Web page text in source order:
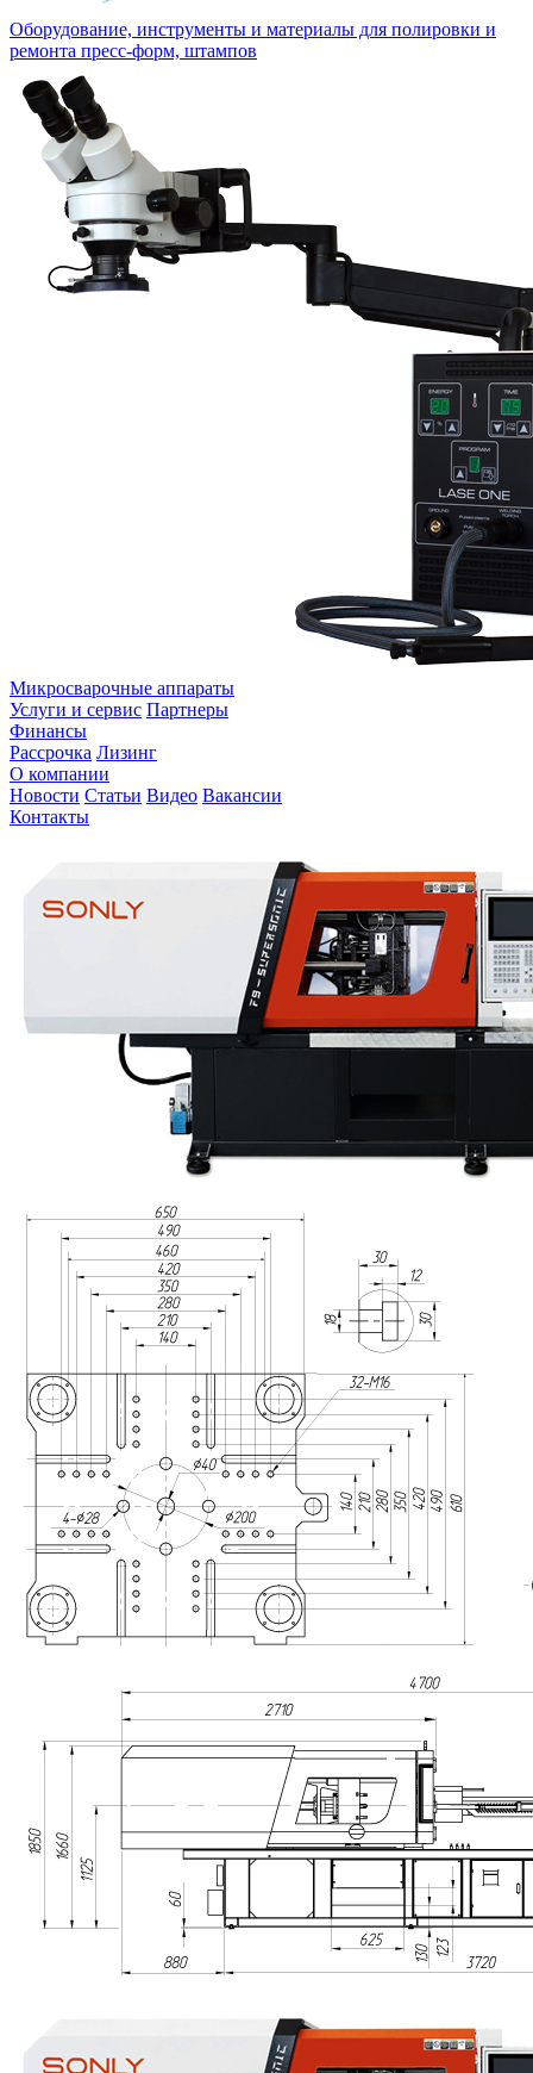
Оборудование, инструменты и материалы для полировки и
ремонта пресс-форм, штампов
Микросварочные аппараты
Услуги и сервис Партнеры
Финансы
Рассрочка Лизинг
О компании
Новости Статьи Видео Вакансии
Контакты